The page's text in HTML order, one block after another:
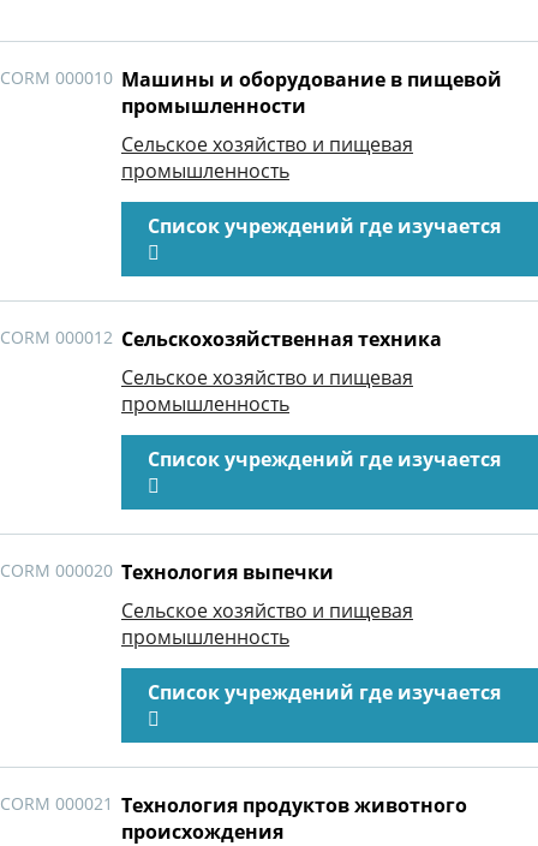
CORM 000010 Машины и оборудование в пищевой
промышленности
Сельское хозяйство и пищевая
промышленность
Список учреждений где изучается
CORM 000012 Сельскохозяйственная техника
Сельское хозяйство и пищевая
промышленность
Список учреждений где изучается
CORM 000020 Технология выпечки
Сельское хозяйство и пищевая
промышленность
Список учреждений где изучается
CORM 000021 Технология продуктов животного
происхождения